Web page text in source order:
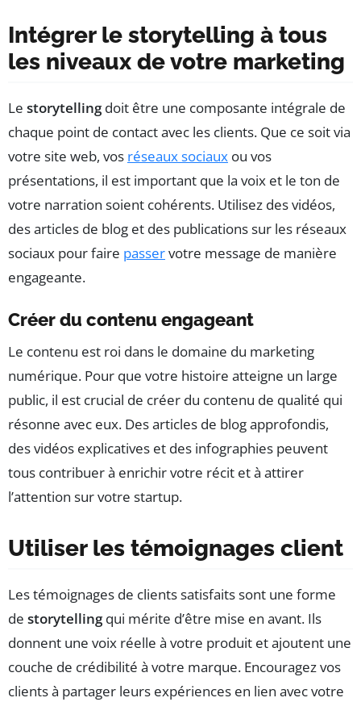
Intégrer le storytelling à tous
les niveaux de votre marketing
Le storytellingdoit être une composante intégrale de
chaque point de contact avec les clients. Que ce soit via
votre site web, vos réseaux sociaux ou vos
présentations, il est important que la voix et le ton de
votre narration soient cohérents. Utilisez des vidéos,
des articles de blog et des publications sur les réseaux
sociaux pour faire passervotre message de manière
engageante.
Créer du contenu engageant
Le contenu est roi dans le domaine du marketing
numérique. Pour que votre histoire atteigne un large
public, il est crucial de créer du contenu de qualité qui
résonne avec eux. Des articles de blog approfondis,
des vidéos explicatives et des infographies peuvent
tous contribuer à enrichir votre récit et à attirer
l’attention sur votre startup.
Utiliser les témoignages client
Les témoignages de clients satisfaits sont une forme
de storytellingqui mérite d’être mise en avant. Ils
donnent une voix réelle à votre produit et ajoutent une
couche de crédibilité à votre marque. Encouragez vos
clients à partager leurs expériences en lien avec votre